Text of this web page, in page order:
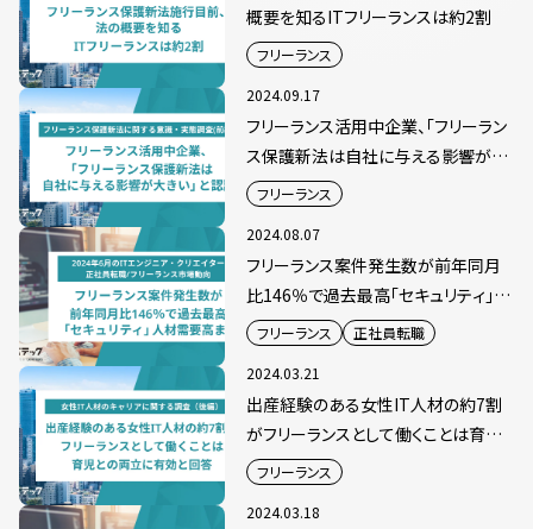
概要を知るITフリーランスは約2割
フリーランス
2024.09.17
フリーランス活用中企業、「フリーラン
ス保護新法は自社に与える影響が大
きい」と認識
フリーランス
2024.08.07
フリーランス案件発生数が前年同月
比146％で過去最高「セキュリティ」人
材需要高まる
フリーランス
正社員転職
2024.03.21
出産経験のある女性IT人材の約7割
がフリーランスとして働くことは育児
との両立に有効と回答
フリーランス
2024.03.18